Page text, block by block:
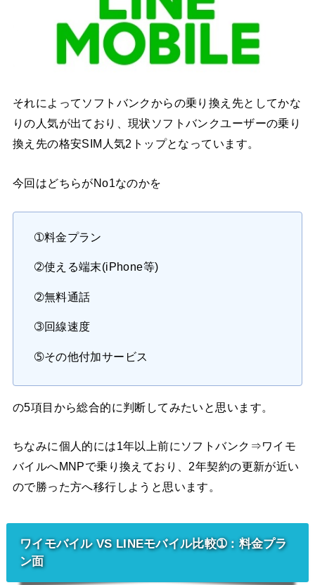
それによってソフトバンクからの乗り換え先としてかな
りの人気が出ており、現状ソフトバンクユーザーの乗り
換え先の格安SIM人気2トップとなっています。
今回はどちらがNo1なのかを
➀料金プラン
➁使える端末(iPhone等)
➁無料通話
➂回線速度
➄その他付加サービス
の5項目から総合的に判断してみたいと思います。
ちなみに個人的には1年以上前にソフトバンク⇒ワイモ
バイルへMNPで乗り換えており、2年契約の更新が近い
ので勝った方へ移行しようと思います。
ワイモバイル VS LINEモバイル比較➀：料金プラ
ン面